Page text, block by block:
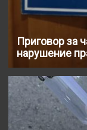
Приговор за
нарушение